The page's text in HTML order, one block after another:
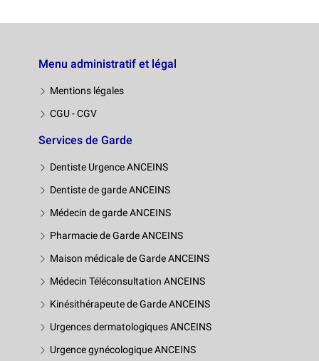
Menu administratif et légal
Mentions légales
CGU - CGV
Services de Garde
Dentiste Urgence ANCEINS
Dentiste de garde ANCEINS
Médecin de garde ANCEINS
Pharmacie de Garde ANCEINS
Maison médicale de Garde ANCEINS
Médecin Téléconsultation ANCEINS
Kinésithérapeute de Garde ANCEINS
Urgences dermatologiques ANCEINS
Urgence gynécologique ANCEINS